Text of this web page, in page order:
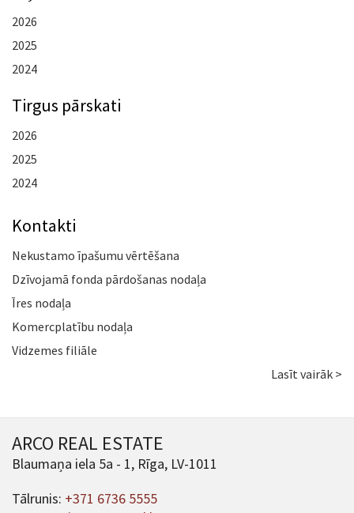
2026
2025
2024
Tirgus pārskati
2026
2025
2024
Kontakti
Nekustamo īpašumu vērtēšana
Dzīvojamā fonda pārdošanas nodaļa
Īres nodaļa
Komercplatību nodaļa
Vidzemes filiāle
Lasīt vairāk >
ARCO REAL ESTATE
Blaumaņa iela 5a - 1, Rīga, LV-1011
Tālrunis: +371 6736 5555